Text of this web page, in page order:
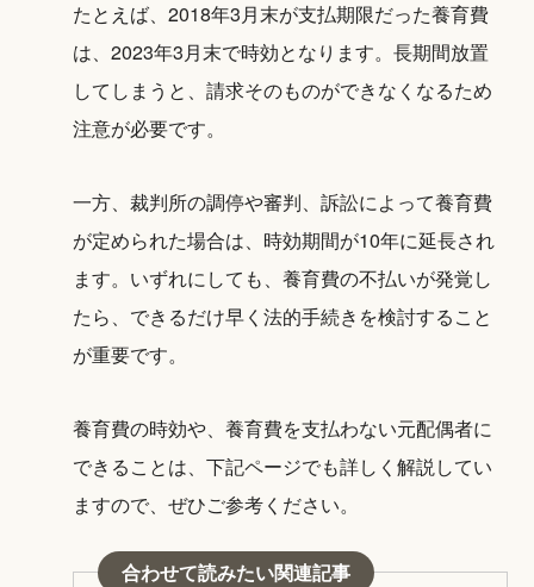
たとえば、2018年3月末が支払期限だった養育費
は、2023年3月末で時効となります。長期間放置
してしまうと、請求そのものができなくなるため
注意が必要です。
一方、裁判所の調停や審判、訴訟によって養育費
が定められた場合は、時効期間が10年に延長され
ます。いずれにしても、養育費の不払いが発覚し
たら、できるだけ早く法的手続きを検討すること
が重要です。
養育費の時効や、養育費を支払わない元配偶者に
できることは、下記ページでも詳しく解説してい
ますので、ぜひご参考ください。
合わせて読みたい関連記事